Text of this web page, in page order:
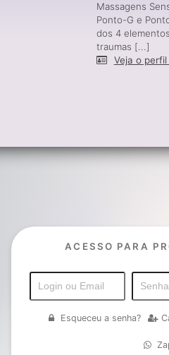
Massagens
Ponto-G e
dos 4
traumas [...]
Veja o
ACESSO PARA
Esqueceu a senha?